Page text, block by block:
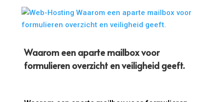
Waarom een aparte mailbox voor
formulieren overzicht en veiligheid geeft.